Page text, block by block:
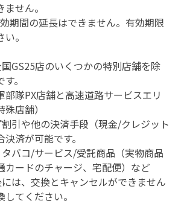
せん。
期間の延長はできません。有効期限
。
GS25店のいくつかの特別店舗を除
。
部隊PX店舗と高速道路サービスエリ
店舗）
引や他の決済手段（現金/クレジット
済が可能です。
バコ/サービス/受託商品（実物商品
カードのチャージ、宅配便）など
は、交換とキャンセルができません
てください。